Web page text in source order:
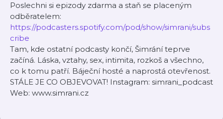
Poslechni si epizody zdarma a staň se placeným
odběratelem:
https://podcasters.spotify.com/pod/show/simrani/subs
cribe
Tam, kde ostatní podcasty končí, Šimrání teprve
začíná. Láska, vztahy, sex, intimita, rozkoš a všechno,
co k tomu patří. Báječní hosté a naprostá otevřenost.
STÁLE JE CO OBJEVOVAT! Instagram: simrani_podcast
Web: www.simrani.cz